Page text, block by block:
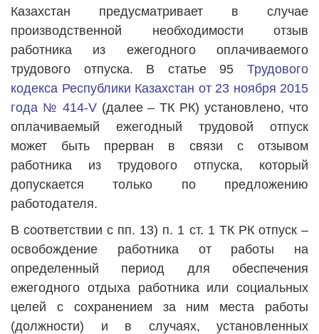
Казахстан предусматривает в случае
производственной необходимости отзыв
работника из ежегодного оплачиваемого
трудового отпуска. В статье 95 Трудового
кодекса Республики Казахстан от 23 ноября 2015
года № 414-V(далее – ТК РК) установлено, что
оплачиваемый ежегодный трудовой отпуск
может быть прерван в связи с отзывом
работника из трудового отпуска, который
допускается только по предложению
работодателя.
В соответствии с пп. 13) п. 1 ст. 1 ТК РК отпуск –
освобождение работника от работы на
определенный период для обеспечения
ежегодного отдыха работника или социальных
целей с сохранением за ним места работы
(должности) и в случаях, установленных